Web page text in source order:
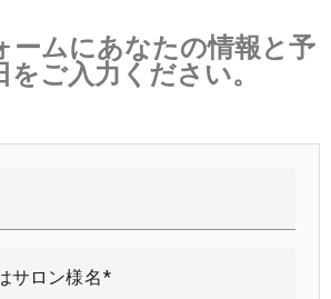
ムにあなたの情報と予
をご入力ください。
サロン様名